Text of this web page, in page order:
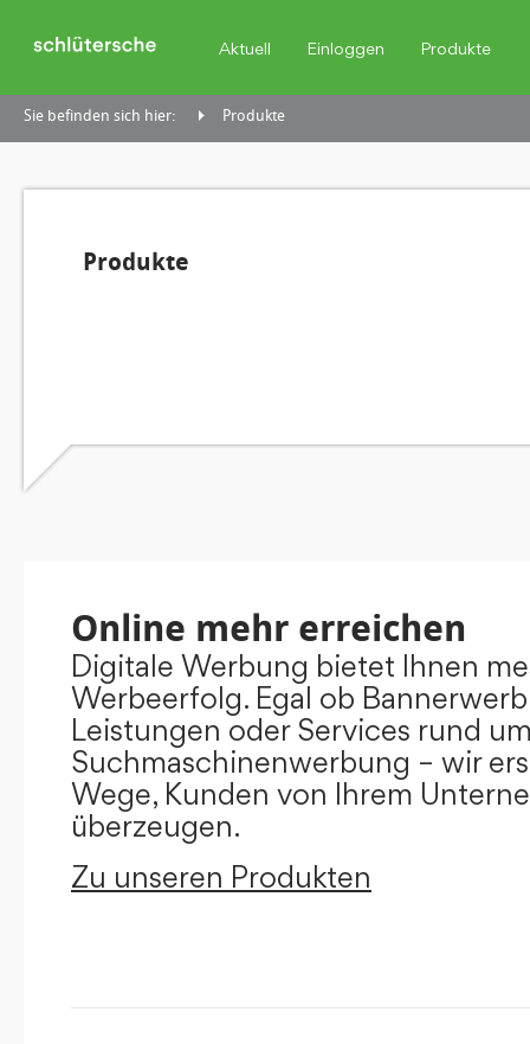
Aktuell Einloggen Produkte
Sie befinden sich hier: Produkte
Produkte
Online mehr erreichen
Digitale Werbung bietet Ihnen
Werbeerfolg. Egal ob
Leistungen oder Services rund
Suchmaschinenwerbung – wir
Wege, Kunden von Ihrem
überzeugen.
Zu unseren Produkten